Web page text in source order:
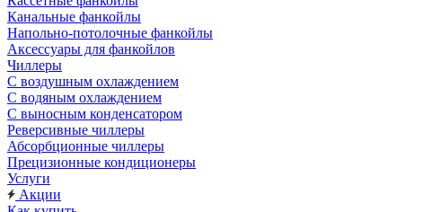
Канальные фанкойлы
Напольно-потолочные фанкойлы
Аксессуары для фанкойлов
Чиллеры
С воздушным охлаждением
С водяным охлаждением
С выносным конденсатором
Реверсивные чиллеры
Абсорбционные чиллеры
Прецизионные кондиционеры
Услуги
Акции